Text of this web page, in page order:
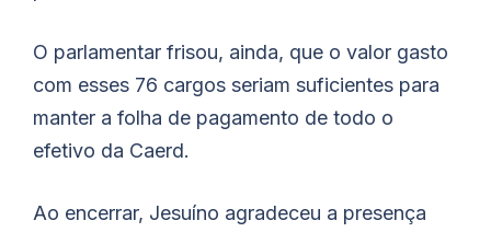
O parlamentar frisou, ainda, que o valor gasto
com esses 76 cargos seriam suficientes para
manter a folha de pagamento de todo o
efetivo da Caerd.
Ao encerrar, Jesuíno agradeceu a presença